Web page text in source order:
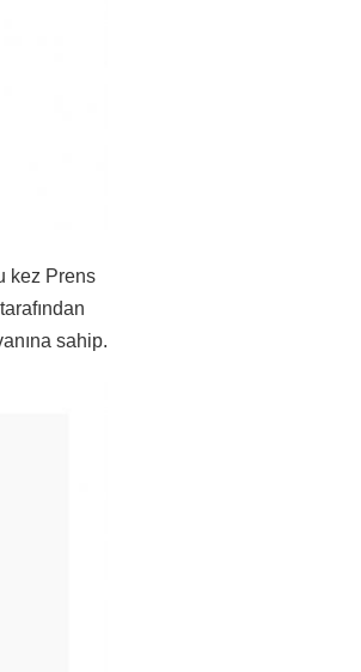
kez Prens
sahip.